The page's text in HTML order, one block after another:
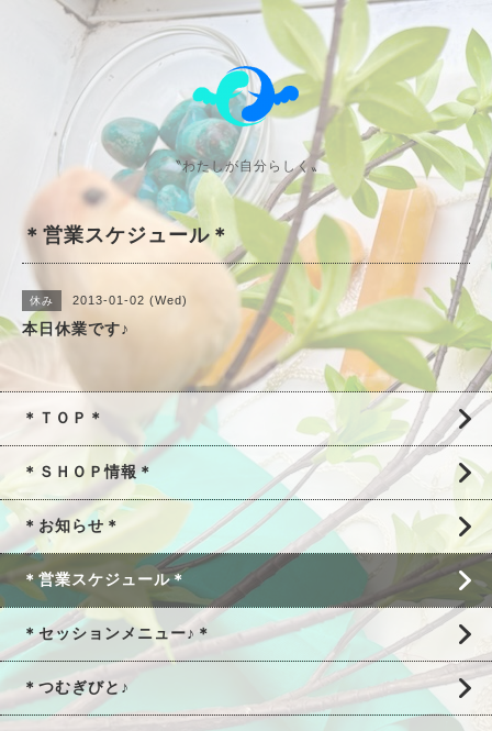
〝わたしが自分らしく〟
＊営業スケジュール＊
休み 2013-01-02 (Wed)
本日休業です♪
＊ＴＯＰ＊
＊ＳＨＯＰ情報＊
＊お知らせ＊
＊営業スケジュール＊
＊セッションメニュー♪＊
＊つむぎびと♪